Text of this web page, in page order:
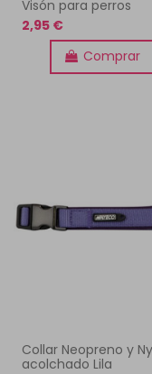
Visón para perros
2,95 €
Comprar
Collar Neopreno y
acolchado Lila